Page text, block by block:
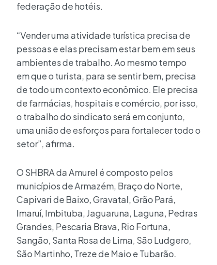
federação de hotéis.
“Vender uma atividade turística precisa de
pessoas e elas precisam estar bem em seus
ambientes de trabalho. Ao mesmo tempo
em que o turista, para se sentir bem, precisa
de todo um contexto econômico. Ele precisa
de farmácias, hospitais e comércio, por isso,
o trabalho do sindicato será em conjunto,
uma união de esforços para fortalecer todo o
setor”, afirma.
O SHBRA da Amurel é composto pelos
municípios de Armazém, Braço do Norte,
Capivari de Baixo, Gravatal, Grão Pará,
Imaruí, Imbituba, Jaguaruna, Laguna, Pedras
Grandes, Pescaria Brava, Rio Fortuna,
Sangão, Santa Rosa de Lima, São Ludgero,
São Martinho, Treze de Maio e Tubarão.